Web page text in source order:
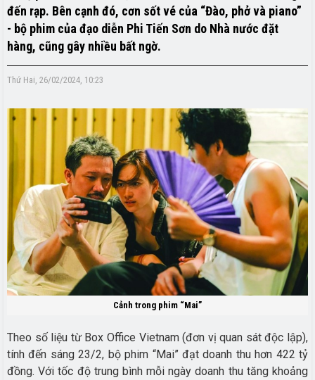
đến rạp. Bên cạnh đó, cơn sốt vé của “Đào, phở và piano”
- bộ phim của đạo diễn Phi Tiến Sơn do Nhà nước đặt
hàng, cũng gây nhiều bất ngờ.
Thứ Hai, 26/02/2024, 10:23
Cảnh trong phim “Mai”
Theo số liệu từ Box Office Vietnam (đơn vị quan sát độc lập),
tính đến sáng 23/2, bộ phim “Mai” đạt doanh thu hơn 422 tỷ
đồng. Với tốc độ trung bình mỗi ngày doanh thu tăng khoảng